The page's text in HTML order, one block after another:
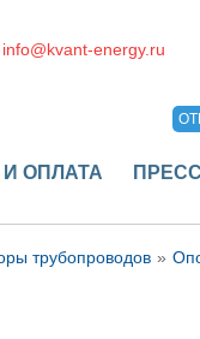
info@kvant-energy.ru
ОПЛАТА
трубопроводов